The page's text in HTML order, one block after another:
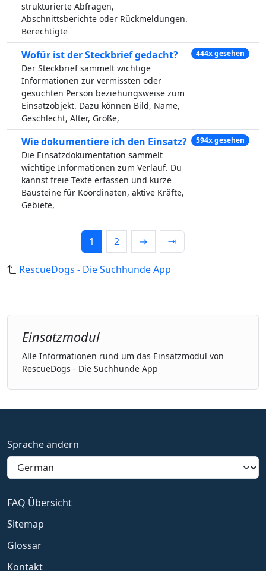
strukturierte Abfragen,
Abschnittsberichte oder Rückmeldungen.
Berechtigte
Wofür ist der Steckbrief gedacht?
Der Steckbrief sammelt wichtige
Informationen zur vermissten oder
gesuchten Person beziehungsweise zum
Einsatzobjekt. Dazu können Bild, Name,
Geschlecht, Alter, Größe,
444x gesehen
Wie dokumentiere ich den Einsatz?
Die Einsatzdokumentation sammelt
wichtige Informationen zum Verlauf. Du
kannst freie Texte erfassen und kurze
Bausteine für Koordinaten, aktive Kräfte,
Gebiete,
594x gesehen
1 2 → ⇥
RescueDogs - Die Suchhunde App
Einsatzmodul
Alle Informationen rund um das Einsatzmodul von
RescueDogs - Die Suchhunde App
Sprache ändern
FAQ Übersicht
Sitemap
Glossar
Kontakt